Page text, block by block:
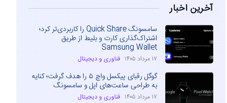
آخرین اخبار
سامسونگ Quick Share را کاربردی‌تر کرد؛
اشتراک‌گذاری کارت و بلیط از طریق
Samsung Wallet
۱۷ مرداد ۱۴۰۵ فناوری و دیجیتال
گوگل رقبای پیکسل واچ ۵ را هدف گرفت؛ کنایه
به طراحی ساعت‌های اپل و سامسونگ
۱۷ مرداد ۱۴۰۵ فناوری و دیجیتال